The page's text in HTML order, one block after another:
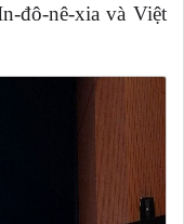
đô-nê-xia và Việt